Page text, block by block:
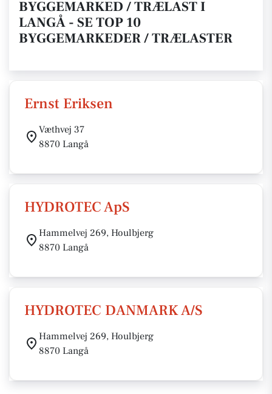
BYGGEMARKED / TRÆLAST I
LANGÅ - SE TOP 10
BYGGEMARKEDER / TRÆLASTER
Ernst Eriksen
Væthvej 37
8870 Langå
HYDROTEC ApS
Hammelvej 269, Houlbjerg
8870 Langå
HYDROTEC DANMARK A/S
Hammelvej 269, Houlbjerg
8870 Langå